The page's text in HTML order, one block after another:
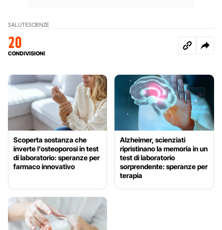
SALUTESCIENZE
20
CONDIVISIONI
Scoperta sostanza che
inverte l’osteoporosi in test
di laboratorio: speranze per
farmaco innovativo
Alzheimer, scienziati
ripristinano la memoria in un
test di laboratorio
sorprendente: speranze per
terapia